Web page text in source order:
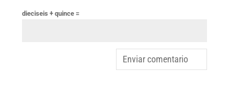
dieciseis + quince =